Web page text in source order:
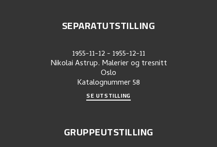
SEPARATUTSTILLING
1955-11-12- 1955-12-11
Nikolai Astrup. Malerier og tresnitt
Oslo
Katalognummer58
SE UTSTILLING
GRUPPEUTSTILLING